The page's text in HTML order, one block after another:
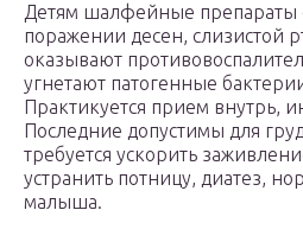
Детям шалфейные препараты
поражении десен, слизистой
оказывают
угнетают патогенные
Практикуется прием внутрь,
Последние допустимы для
требуется ускорить
устранить потницу, диатез,
малыша.